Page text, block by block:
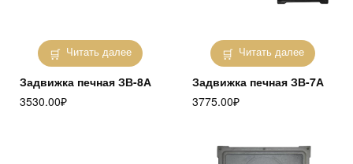
Читать далее
Задвижка печная ЗВ-8А
3530.00₽
Читать далее
Задвижка печная ЗВ-7А
3775.00₽